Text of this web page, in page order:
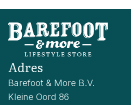
Adres
Barefoot & More B.V.
Kleine Oord 86